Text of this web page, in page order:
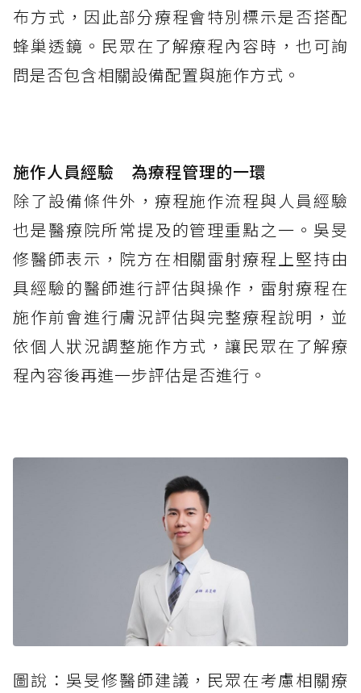
布方式，因此部分療程會特別標示是否搭配
蜂巢透鏡。民眾在了解療程內容時，也可詢
問是否包含相關設備配置與施作方式。
施作人員經驗 為療程管理的一環
除了設備條件外，療程施作流程與人員經驗
也是醫療院所常提及的管理重點之一。吳旻
修醫師表示，院方在相關雷射療程上堅持由
具經驗的醫師進行評估與操作，雷射療程在
施作前會進行膚況評估與完整療程說明，並
依個人狀況調整施作方式，讓民眾在了解療
程內容後再進一步評估是否進行。
圖說：吳旻修醫師建議，民眾在考慮相關療